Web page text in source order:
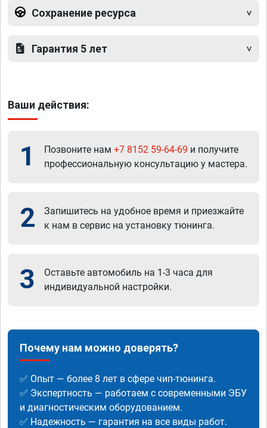
Сохранение ресурса
Гарантия 5 лет
Ваши действия:
1 Позвоните нам +7 8152 59-64-69 и получите
профессиональную консультацию у мастера.
2
Запишитесь на удобное время и приезжайте
к нам в сервис на установку тюнинга.
3
Оставьте автомобиль на 1-3 часа для
индивидуальной настройки.
Почему нам можно доверять?
✅ Опыт — более 8 лет в сфере чип-тюнинга.
✅ Экспертность — работаем с современными ЭБУ
и диагностическим оборудованием.
✅ Надежность — гарантия на все виды работ.